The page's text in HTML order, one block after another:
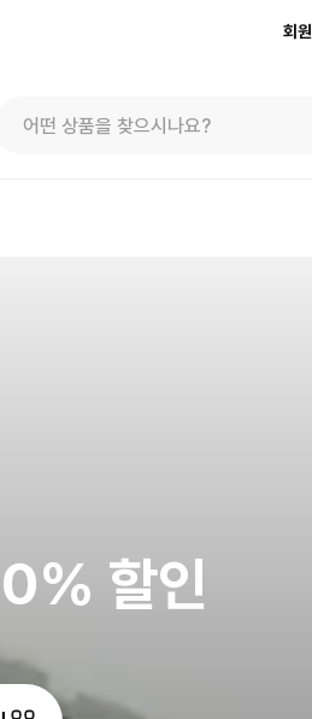
회
할인